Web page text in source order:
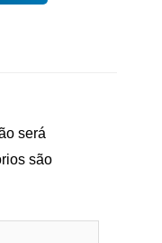
será
são